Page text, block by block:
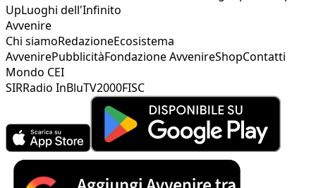
UpLuoghi dell'Infinito
Avvenire
Chi siamoRedazioneEcosistema
AvvenirePubblicitàFondazione AvvenireShopContatti
Mondo CEI
SIRRadio InBluTV2000FISC